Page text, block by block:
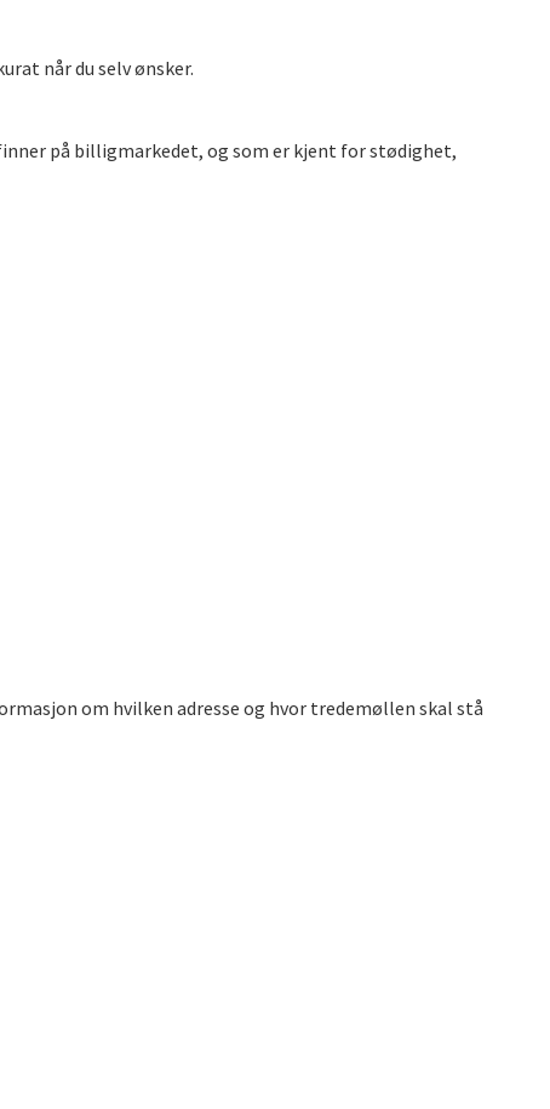
når du selv ønsker.
på billigmarkedet, og som er kjent for stødighet,
om hvilken adresse og hvor tredemøllen skal stå